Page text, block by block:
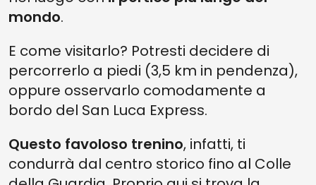
mondo.
E come visitarlo? Potresti decidere di
percorrerlo a piedi (3,5 km in pendenza),
oppure osservarlo comodamente a
bordo del San Luca Express.
Questo favoloso trenino, infatti, ti
condurrà dal centro storico fino al Colle